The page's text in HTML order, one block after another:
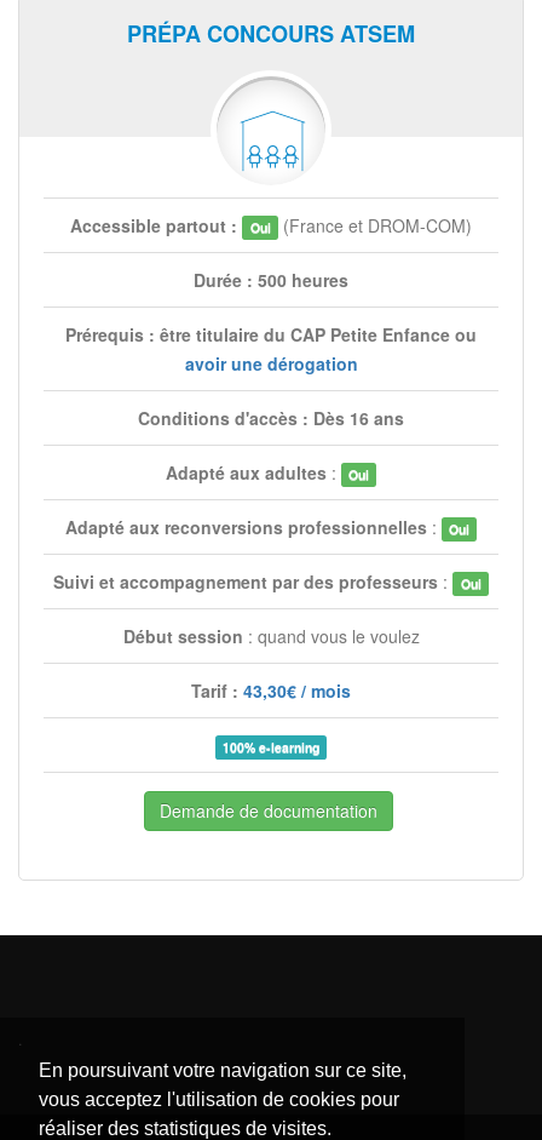
En poursuivant votre navigation sur ce site,
vous acceptez l'utilisation de cookies pour
réaliser des statistiques de visites.
PRÉPA CONCOURS ATSEM
Accessible partout : Oui (France et DROM-COM)
Durée : 500 heures
Prérequis : être titulaire du CAP Petite Enfance ou
avoir une dérogation
Conditions d'accès : Dès 16 ans
Adapté aux adultes: Oui
Adapté aux reconversions professionnelles: Oui
Suivi et accompagnement par des professeurs : Oui
Début session : quand vous le voulez
Tarif : 43,30€ / mois
100% e-learning
Demande de documentation
.